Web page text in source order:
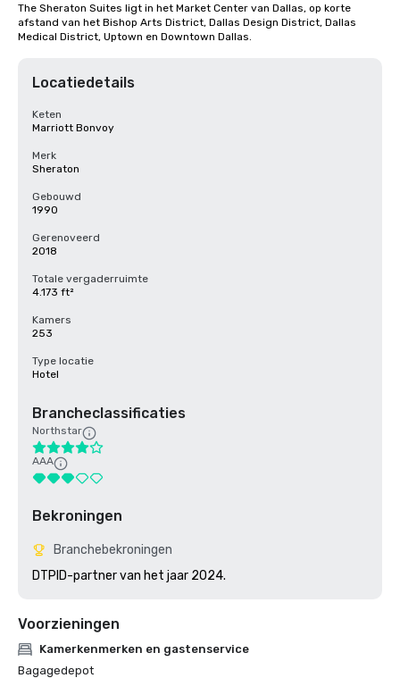
The Sheraton Suites ligt in het Market Center van Dallas, op korte
afstand van het Bishop Arts District, Dallas Design District, Dallas
Medical District, Uptown en Downtown Dallas.
Locatiedetails
Keten
Marriott Bonvoy
Merk
Sheraton
Gebouwd
1990
Gerenoveerd
2018
Totale vergaderruimte
4.173 ft²
Kamers
253
Type locatie
Hotel
Brancheclassificaties
Northstar
AAA
Bekroningen
Branchebekroningen
DTPID-partner van het jaar 2024.
Voorzieningen
Kamerkenmerken en gastenservice
Bagagedepot